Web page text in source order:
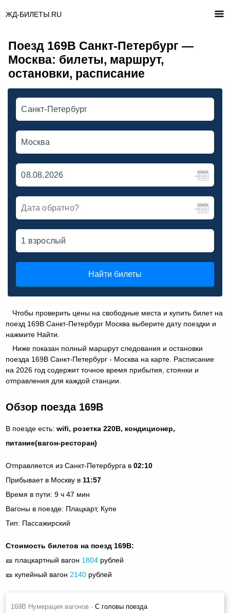
ЖД-БИЛЕТЫ.RU
Поезд 169В Санкт-Петербург —
Москва: билеты, маршрут,
остановки, расписание
Найти билеты
Чтобы проверить цены на свободные места и купить билет на
поезд 169В Санкт-Петербург Москва выберите дату поездки и
нажмите Найти.
Ниже показан полный маршрут следования и остановки
поезда 169В Санкт-Петербург - Москва на карте. Расписание
на 2026 год содержит точное время прибытия, стоянки и
отправления для каждой станции.
Обзор поезда 169В
В поезде есть:wifi, розетка 220В, кондиционер,
питание(вагон-ресторан)
Отправляется из Санкт-Петербурга в02:10
Прибывает в Москву в 11:57
Время в пути: 9 ч 47 мин
Вагоны в поезде: Плацкарт, Купе
Тип: Пассажирский
Стоимость билетов на поезд 169В:
🎫 плацкартный вагон 1804 рублей
🎫 купейный вагон 2140 рублей
169В Нумерация вагонов - С головы поезда